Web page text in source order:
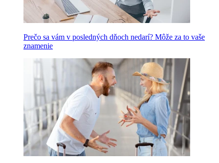
Prečo sa vám v posledných dňoch nedarí? Môže za to vaše
znamenie